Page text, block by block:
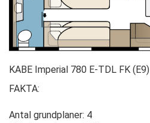
KABE Imperial 780 E-TDL FK (E9)
FAKTA:
Antal grundplaner: 4